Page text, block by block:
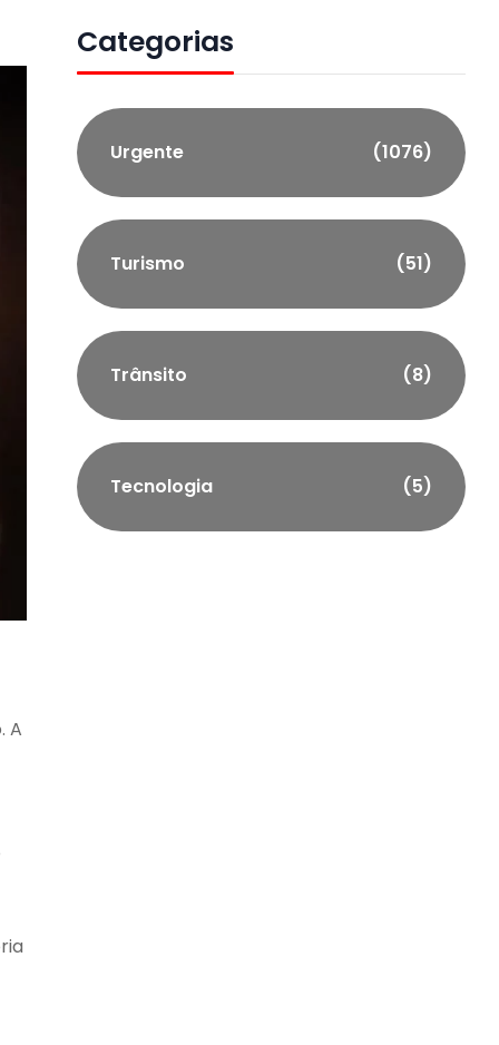
A
Categorias
Urgente (1076)
Turismo (51)
Trânsito (8)
Tecnologia (5)